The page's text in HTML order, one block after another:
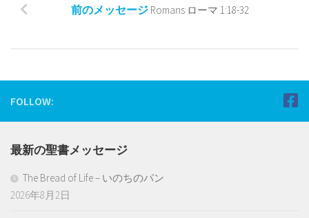
前のメッセージ Romans ローマ 1:18-32
FOLLOW:
最新の聖書メッセージ
The Bread of Life – いのちのパン
2026年8月2日